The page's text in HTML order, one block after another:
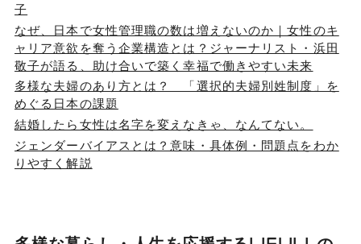
子
なぜ、日本で女性管理職の数は増えないのか｜女性のキ
ャリア意欲を奪う企業構造とは？ジャーナリスト・浜田
敬子が語る、助け合いで築く幸福で働きやすい未来
多様な夫婦のあり方とは？ 「選択的夫婦別姓制度」を
めぐる日本の課題
結婚したら女性は名字を変えなきゃ、なんてない。
ジェンダーバイアスとは？意味・具体例・問題点をわか
りやすく解説